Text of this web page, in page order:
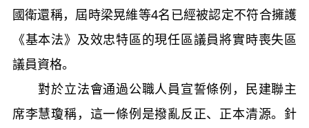
國衛還稱，屆時梁晃維等4名已經被認定不符合擁護
《基本法》及效忠特區的現任區議員將實時喪失區
議員資格。
對於立法會通過公職人員宣誓條例，民建聯主
席李慧瓊稱，這一條例是撥亂反正、正本清源。針